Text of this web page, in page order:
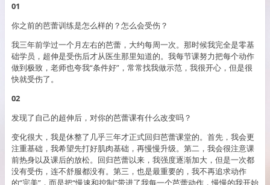
01
你之前的芭蕾训练是怎么样的？怎么会受伤？
我三年前学过一个月左右的芭蕾，大约每周一次。那时候我完全是零基
础学员，超伸是受伤后才从医生那里知道的。我每节课努力把每个动作
做到极致，老师也夸我“条件好”，常常找我做示范，我很开心，但是很
快就受伤了。
02
发现了自己的超伸后，对你的芭蕾课有什么改变吗？
变化很大，我是休整了几乎三年才正式回归芭蕾课堂的。首先，我会更
注重基础，我希望先打好肌肉基础，再慢慢升级。第二，我会很注意课
前热身以及课后的放松。回归芭蕾以来，我强度逐渐加大，但是一次都
没有受伤，连不舒服都没有。第三，也是最重要的，我不再追求动作
的“完美”，而是把“慢速和控制”带进了我每一个芭蕾动作，慢慢的我开始